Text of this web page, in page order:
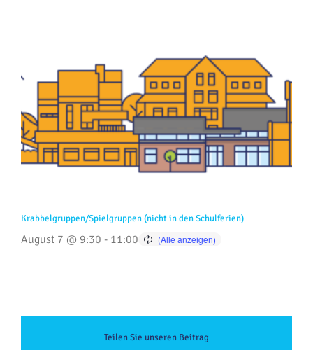
Krabbelgruppen/Spielgruppen (nicht in den Schulferien)
August 7 @ 9:30 - 11:00
Teilen Sie unseren Beitrag